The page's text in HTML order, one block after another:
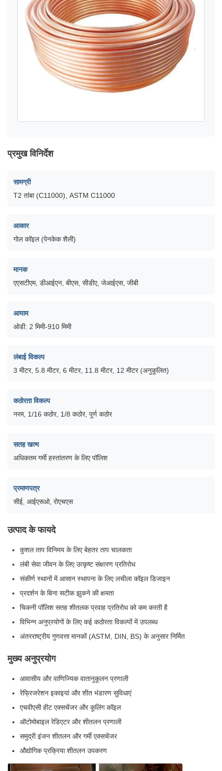
प्रमुख विनिर्देश
सामग्री
T2 तांबा (C11000), ASTM C11000
आकार
गोल कॉइल (पेनकेक शैली)
मानक
एएसटीएम, डीआईएन, बीएस, सीडीए, जेआईएस, जीबी
आयाम
ओडी: 2 मिमी-910 मिमी
लंबाई विकल्प
3 मीटर, 5.8 मीटर, 6 मीटर, 11.8 मीटर, 12 मीटर (अनुकूलित)
कठोरता विकल्प
नरम, 1/16 कठोर, 1/8 कठोर, पूर्ण कठोर
सतह खत्म
अधिकतम गर्मी हस्तांतरण के लिए पॉलिश
प्रमाणपत्र
सीई, आईएसओ, रोएचएस
उत्पाद के फायदे
कुशल ताप विनिमय के लिए बेहतर ताप चालकता
लंबी सेवा जीवन के लिए उत्कृष्ट संक्षारण प्रतिरोध
संकीर्ण स्थानों में आसान स्थापना के लिए लचीला कॉइल डिजाइन
प्रदर्शन के बिना सटीक झुकने की क्षमता
चिकनी पॉलिश सतह शीतलक प्रवाह प्रतिरोध को कम करती है
विभिन्न अनुप्रयोगों के लिए कई कठोरता विकल्पों में उपलब्ध
अंतरराष्ट्रीय गुणवत्ता मानकों (ASTM, DIN, BS) के अनुसार निर्मित
मुख्य अनुप्रयोग
आवासीय और वाणिज्यिक वातानुकूलन प्रणाली
रेफ्रिजरेशन इकाइयां और शीत भंडारण सुविधाएं
एचवीएसी हीट एक्सचेंजर और कूलिंग कॉइल
ऑटोमोबाइल रेडिएटर और शीतलन प्रणाली
समुद्री इंजन शीतलन और गर्मी एक्सचेंजर
औद्योगिक प्रक्रिया शीतलन उपकरण